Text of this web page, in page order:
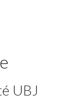
UBJ